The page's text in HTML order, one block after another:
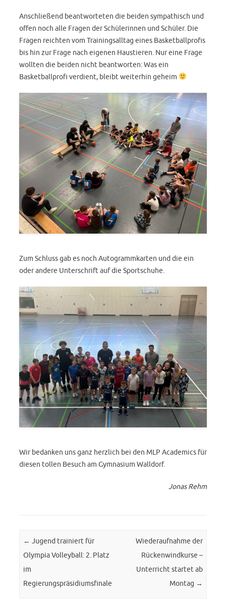
Anschließend beantworteten die beiden sympathisch und
offen noch alle Fragen der Schülerinnen und Schüler. Die
Fragen reichten vom Trainingsalltag eines Basketballprofis
bis hin zur Frage nach eigenen Haustieren. Nur eine Frage
wollten die beiden nicht beantworten: Was ein
Basketballprofi verdient, bleibt weiterhin geheim
Zum Schluss gab es noch Autogrammkarten und die ein
oder andere Unterschrift auf die Sportschuhe.
Wir bedanken uns ganz herzlich bei den MLP Academics für
diesen tollen Besuch am Gymnasium Walldorf.
Jonas Rehm
Post navigation
← Jugend trainiert für
Olympia Volleyball: 2. Platz
im
Regierungspräsidiumsfinale
Wiederaufnahme der
Rückenwindkurse –
Unterricht startet ab
Montag →